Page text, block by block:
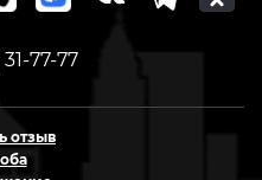
77-77
отзыв